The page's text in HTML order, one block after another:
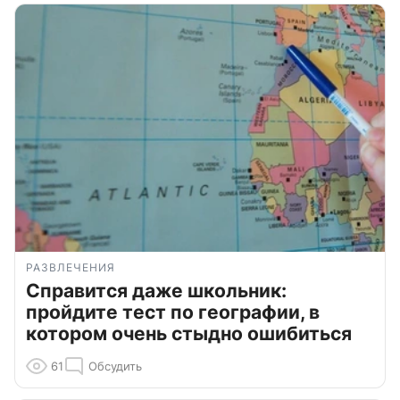
РАЗВЛЕЧЕНИЯ
Справится даже школьник:
пройдите тест по географии, в
котором очень стыдно ошибиться
61 Обсудить